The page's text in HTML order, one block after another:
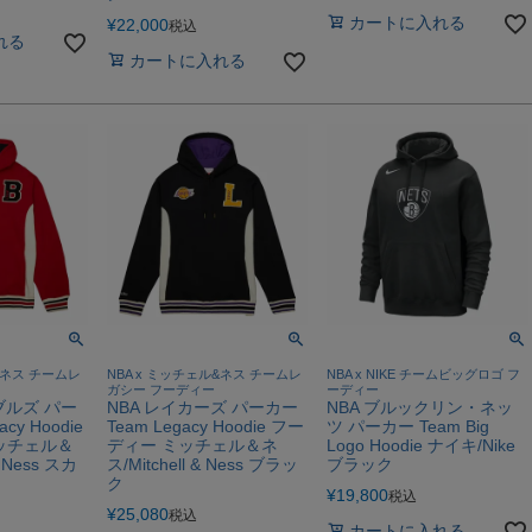
る
¥22,000税込
カートに入れる
カートに入れる
ス チームレ
ルズ パー
Hoodie
チェル＆
スカ
NBA x ミッチェル&ネス チームレ
ガシー フーディー
NBA レイカーズ パーカー
Team Legacy Hoodie フー
ディー ミッチェル＆ネ
ス/Mitchell & Ness ブラッ
ク
¥25,080税込
NBA x NIKE チームビッグロゴ フ
ーディー
NBA ブルックリン・ネッ
ツ パーカー Team Big
Logo Hoodie ナイキ/Nike
ブラック
¥19,800税込